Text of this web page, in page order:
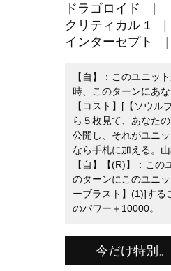
ドラゴロイド
クリティカル 1
インターセプト
【自】：このユニッ
時、このターンにあ
【コスト】[【ソウ
ら５枚見て、あなた
公開し、それがユニ
なら手札に加える。
【自】【(R)】：こ
のターンにこのユニ
ーブラスト】(1)]する
のパワー＋10000。
今だけ特別